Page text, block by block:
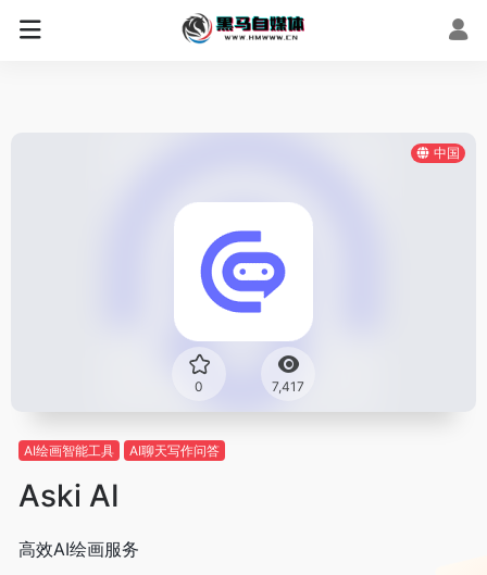
中国
0 7,417
AI绘画智能工具 AI聊天写作问答
Aski AI
高效AI绘画服务